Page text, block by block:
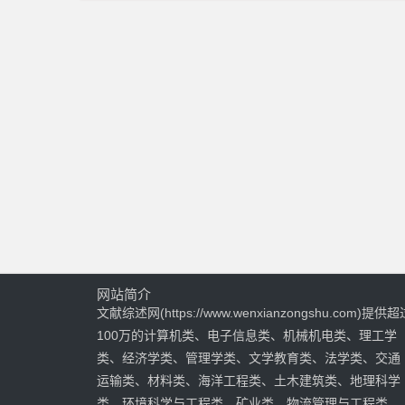
网站简介
文献综述网(https://www.wenxianzongshu.com)提供超
100万的计算机类、电子信息类、机械机电类、理工学
类、经济学类、管理学类、文学教育类、法学类、交通
运输类、材料类、海洋工程类、土木建筑类、地理科学